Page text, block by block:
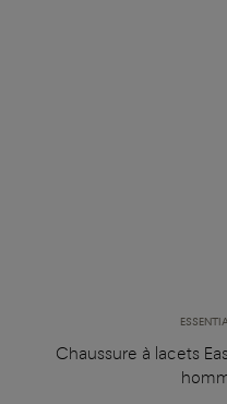
Chaussure à lacets